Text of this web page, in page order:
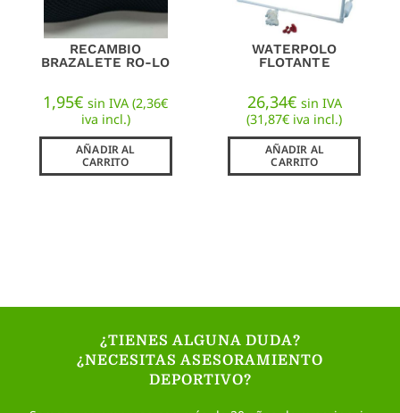
RECAMBIO
BRAZALETE RO-LO
1,95€ sin IVA (2,36€
iva incl.)
AÑADIR AL
CARRITO
WATERPOLO
FLOTANTE
26,34€ sin IVA
(31,87€ iva incl.)
AÑADIR AL
CARRITO
¿TIENES ALGUNA DUDA?
¿NECESITAS ASESORAMIENTO
DEPORTIVO?